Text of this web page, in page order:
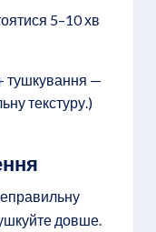
5–10 хв
тушкування —
текстуру.)
довше.